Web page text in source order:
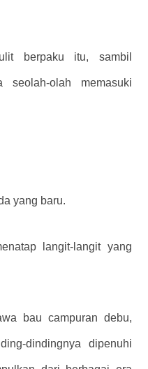
berpaku itu, sambil
seolah-olah memasuki
yang baru.
langit-langit yang
bau campuran debu,
dindingnya dipenuhi